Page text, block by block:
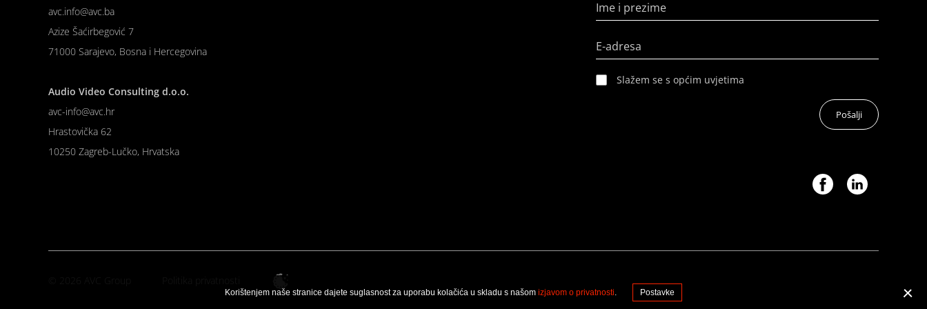
Korištenjem naše stranice dajete suglasnost za uporabu kolačića u skladu s našom izjavom o privatnosti. Postavke
avc.info@avc.ba
Azize Šaćirbegović 7
71000 Sarajevo, Bosna i Hercegovina
Audio Video Consulting d.o.o.
avc-info@avc.hr
Hrastovička 62
10250 Zagreb-Lučko, Hrvatska
Ime i prezime
E-adresa
Slažem se s općim uvjetima
Pošalji